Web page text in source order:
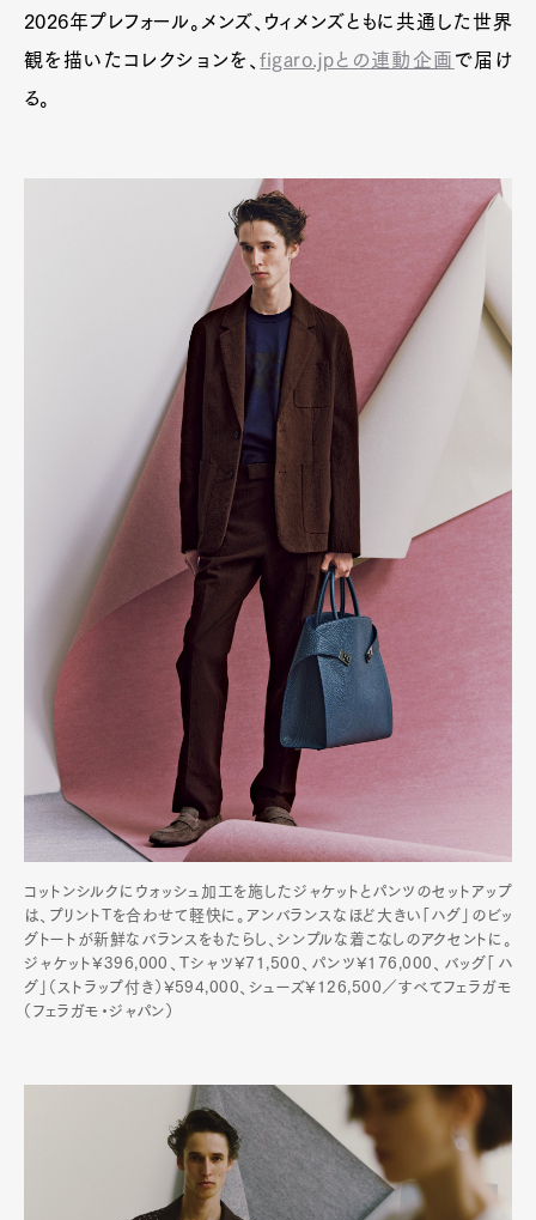
WatchFashion
Cars
Product CultureLifestyle
Pen Membership
Magazine
Official Columnist
About
Contact
Pen Meet
Pen international Pen tw
2026年プレフォール。メンズ、ウィメンズともに共通した世界
観を描いたコレクションを、figaro.jpとの連動企画 で届け
る。
コットンシルクにウォッシュ加工を施したジャケットとパンツのセットアップ
は、プリントTを合わせて軽快に。アンバランスなほど大きい「ハグ」のビッ
グトートが新鮮なバランスをもたらし、シンプルな着こなしのアクセントに。
ジャケット¥396,000、Tシャツ¥71,500、パンツ¥176,000、バッグ「ハ
グ」（ストラップ付き）¥594,000、シューズ¥126,500／すべてフェラガモ
（フェラガモ・ジャパン）